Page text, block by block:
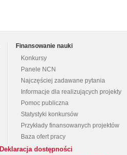
Finansowanie nauki
Konkursy
Panele NCN
Najczęściej zadawane pytania
Informacje dla realizujących projekty
Pomoc publiczna
Statystyki konkursów
Przykłady finansowanych projektów
Baza ofert pracy
Deklaracja dostępności